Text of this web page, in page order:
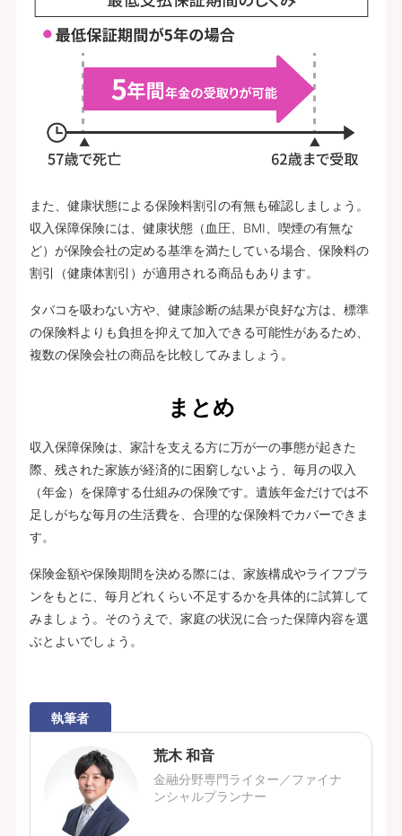
また、健康状態による保険料割引の有無も確認しましょう。
収入保障保険には、健康状態（血圧、BMI、喫煙の有無な
ど）が保険会社の定める基準を満たしている場合、保険料の
割引（健康体割引）が適用される商品もあります。
タバコを吸わない方や、健康診断の結果が良好な方は、標準
の保険料よりも負担を抑えて加入できる可能性があるため、
複数の保険会社の商品を比較してみましょう。
まとめ
収入保障保険は、家計を支える方に万が一の事態が起きた
際、残された家族が経済的に困窮しないよう、毎月の収入
（年金）を保障する仕組みの保険です。遺族年金だけでは不
足しがちな毎月の生活費を、合理的な保険料でカバーできま
す。
保険金額や保険期間を決める際には、家族構成やライフプラ
ンをもとに、毎月どれくらい不足するかを具体的に試算して
みましょう。そのうえで、家庭の状況に合った保障内容を選
ぶとよいでしょう。
執筆者
荒木 和音
金融分野専門ライター／ファイナ
ンシャルプランナー